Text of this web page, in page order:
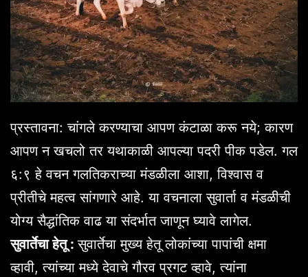
प्रस्तावना: चांगले करण्याचा आपण कंटाळा करू नये; कारण
आपण न खचलो तर यथाकाळी आपल्या पदरी पीक पडेल. गल
६:९ हे वचन गलतिकराच्या मंडळीला आशा, विश्वास व
प्रीतीचे महत्व सांगणारे आहे. या वचनाला सुवार्ता व मंडळीची
योग्य सैद्धांतिक वाढ या संदर्भात जाणून घ्यावे लागेल.
सुवार्तेचा हेतू :सुवार्तेचा मुख्य हेतू लोकांच्या पापांची क्षमा
व्हावी, त्यांच्या मध्ये देवाचे गौरव प्रगट व्हावे, त्यांना